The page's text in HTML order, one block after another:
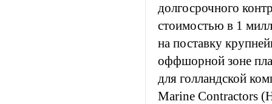
долгосрочного
стоимостью в 1
на поставку
оффшорной зоне
для голландской
Marine Contractors